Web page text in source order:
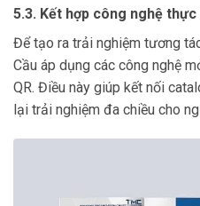
5.3. Kết hợp công nghệ thực
Để tạo ra trải nghiệm tương
Cầu áp dụng các công nghệ
QR. Điều này giúp kết nối
lại trải nghiệm đa chiều cho